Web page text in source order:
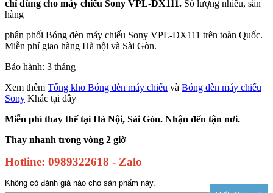
chỉ dùng cho máy chiếu Sony VPL-DX111. Số lượng nhiều, sẵn
hàng
phân phối Bóng đèn máy chiếu Sony VPL-DX111 trên toàn Quốc.
Miễn phí giao hàng Hà nội và Sài Gòn.
Bảo hành: 3 tháng
Xem thêm Tổng kho Bóng đèn máy chiếu và Bóng đèn máy chiếu
Sony Khác tại đây
Miễn phí thay thế tại Hà Nội, Sài Gòn. Nhận đến tận nơi.
Thay nhanh trong vòng 2 giờ
Hotline: 0989322618 - Zalo
Không có đánh giá nào cho sản phẩm này.